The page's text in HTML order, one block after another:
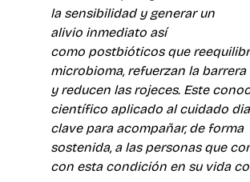
la sensibilidad y generar un
alivio inmediato así
como postbióticos que
microbioma, refuerzan la
y reducen las rojeces. Este
científico aplicado al cuidado
clave para acompañar, de forma
sostenida, a las personas que
con esta condición en su vida